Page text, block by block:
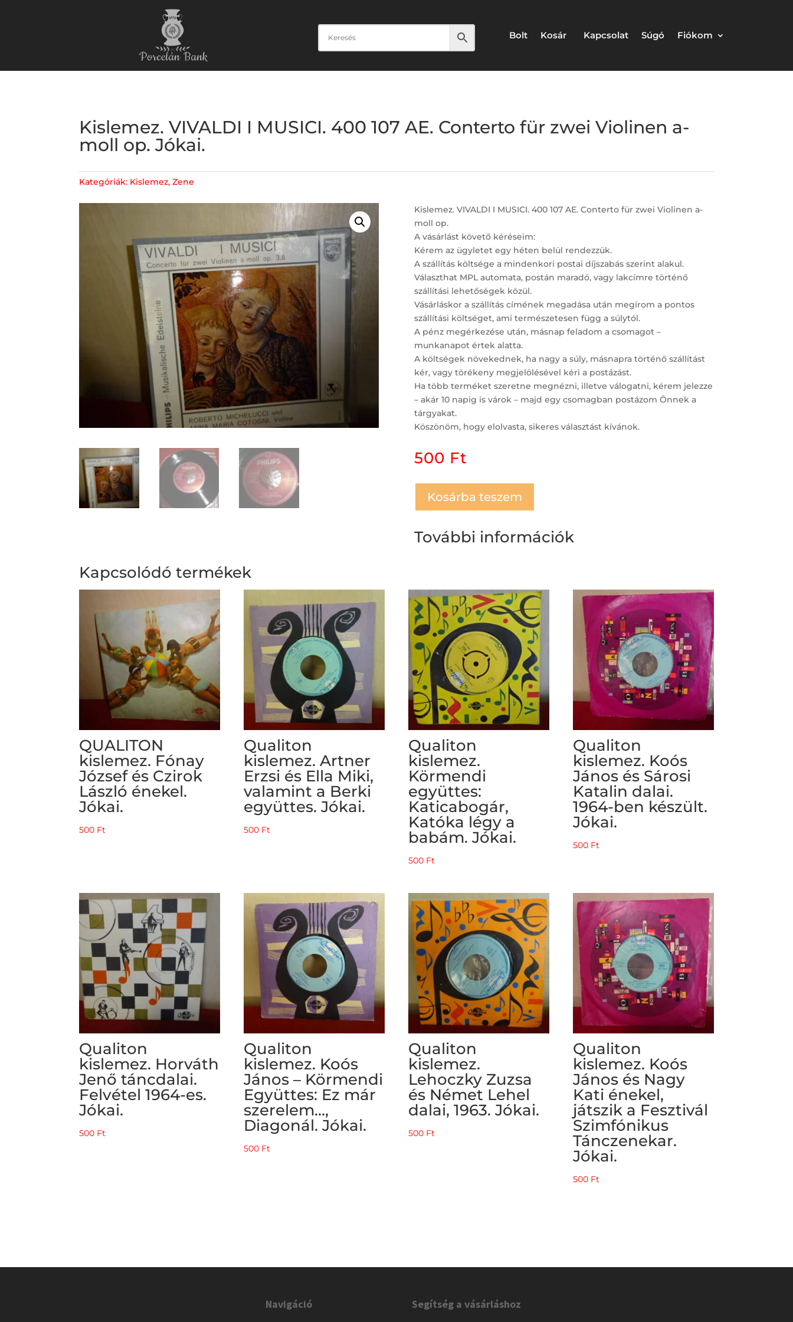
Bolt Kosár Kapcsolat Súgó Fiókom
Kislemez. VIVALDI I MUSICI. 400 107 AE. Conterto für zwei Violinen a-
moll op. Jókai.
Kategóriák: Kislemez,Zene
Kislemez. VIVALDI I MUSICI. 400 107 AE. Conterto für zwei Violinen a-
moll op.
A vásárlást követő kéréseim:
Kérem az ügyletet egy héten belül rendezzük.
A szállítás költsége a mindenkori postai díjszabás szerint alakul.
Választhat MPL automata, postán maradó, vagy lakcímre történő
szállítási lehetőségek közül.
Vásárláskor a szállítás címének megadása után megírom a pontos
szállítási költséget, ami természetesen függ a súlytól.
A pénz megérkezése után, másnap feladom a csomagot –
munkanapot értek alatta.
A költségek növekednek, ha nagy a súly, másnapra történő szállítást
kér, vagy törékeny megjelölésével kéri a postázást.
Ha több terméket szeretne megnézni, illetve válogatni, kérem jelezze
– akár 10 napig is várok – majd egy csomagban postázom Önnek a
tárgyakat.
Köszönöm, hogy elolvasta, sikeres választást kívánok.
500 Ft
Kosárba teszem
További információk
Kapcsolódó termékek
QUALITON
kislemez. Fónay
József és Czirok
László énekel.
Jókai.
500 Ft
Qualiton
kislemez. Artner
Erzsi és Ella Miki,
valamint a Berki
együttes. Jókai.
500 Ft
Qualiton
kislemez.
Körmendi
együttes:
Katicabogár,
Katóka légy a
babám. Jókai.
500 Ft
Qualiton
kislemez. Koós
János és Sárosi
Katalin dalai.
1964-ben készült.
Jókai.
500 Ft
Qualiton
kislemez. Horváth
Jenő táncdalai.
Felvétel 1964-es.
Jókai.
500 Ft
Qualiton
kislemez. Koós
János – Körmendi
Együttes: Ez már
szerelem…,
Diagonál. Jókai.
500 Ft
Qualiton
kislemez.
Lehoczky Zuzsa
és Német Lehel
dalai, 1963. Jókai.
500 Ft
Qualiton
kislemez. Koós
János és Nagy
Kati énekel,
játszik a Fesztivál
Szimfónikus
Tánczenekar.
Jókai.
500 Ft
Navigáció
Segítség a vásárláshoz